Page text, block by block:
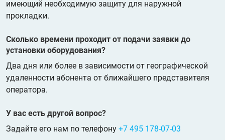
имеющий необходимую защиту для наружной
прокладки.
Сколько времени проходит от подачи заявки до
установки оборудования?
Два дня или более в зависимости от географической
удаленности абонента от ближайшего представителя
оператора.
У вас есть другой вопрос?
Задайте его нам по телефону +7 495 178-07-03